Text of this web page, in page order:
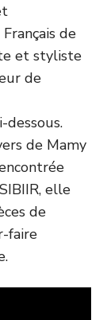
de
et styliste
de
dessous.
de Mamy
elle
de
faire